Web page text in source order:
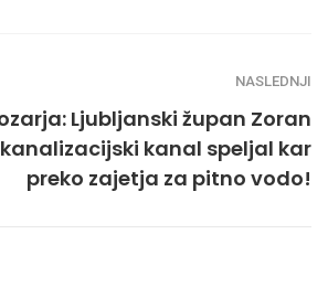
NASLEDNJI
Ljubljanski župan Zoran
kanal speljal kar
preko zajetja za pitno vodo!